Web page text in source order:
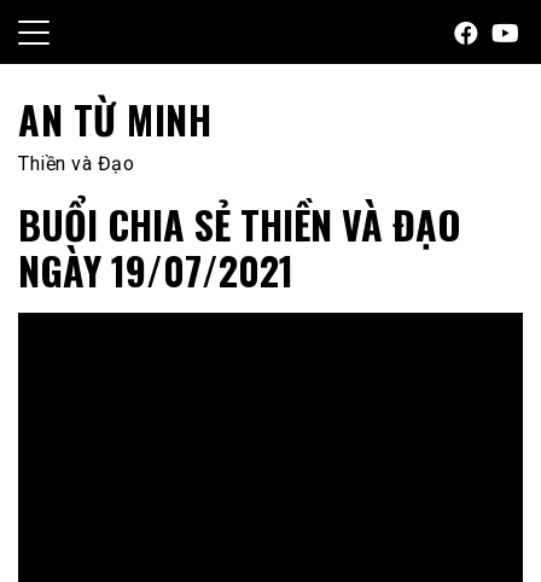
content
AN TỪ MINH
Thiền và Đạo
BUỔI CHIA SẺ THIỀN VÀ ĐẠO
NGÀY 19/07/2021